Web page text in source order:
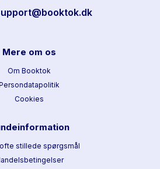
Mere om os
Om Booktok
Cookies
stillede spørgsmål